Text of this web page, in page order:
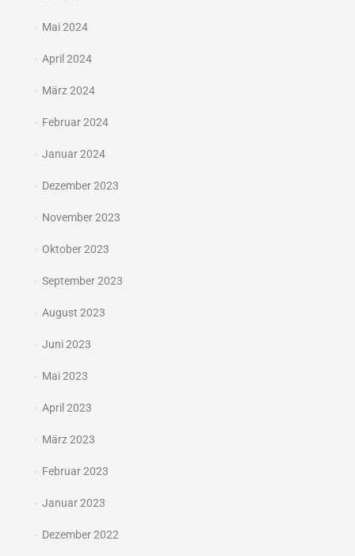
Mai 2024
April 2024
März 2024
Februar 2024
Januar 2024
Dezember 2023
November 2023
Oktober 2023
September 2023
August 2023
Juni 2023
Mai 2023
April 2023
März 2023
Februar 2023
Januar 2023
Dezember 2022